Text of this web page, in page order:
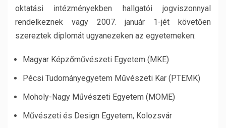
oktatási intézményekben hallgatói jogviszonnyal
rendelkeznek vagy 2007. január 1-jét követően
szereztek diplomát ugyanezeken az egyetemeken:
Magyar Képzőművészeti Egyetem (MKE)
Pécsi Tudományegyetem Művészeti Kar (PTEMK)
Moholy-Nagy Művészeti Egyetem (MOME)
Művészeti és Design Egyetem, Kolozsvár